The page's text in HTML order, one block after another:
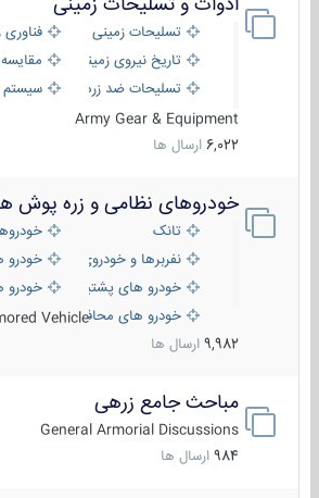
تسلیحات زمینی
فناوری
تاریخ نیروی زمینی
مقایسه
تسلیحات ضد زره
سیستم
Army Gear & Equipment
6,022 ارسال ها
خودروهای نظامی و زره پوش ها
تانک
نفربرها و خودروی های رزمیخودرو
خودرو های پشتیبانی آتش ،خودرو
خودرو های محافظت شده
Vehicle
9,982 ارسال ها
مباحث جامع زرهی
General Armorial Discussions
984 ارسال ها